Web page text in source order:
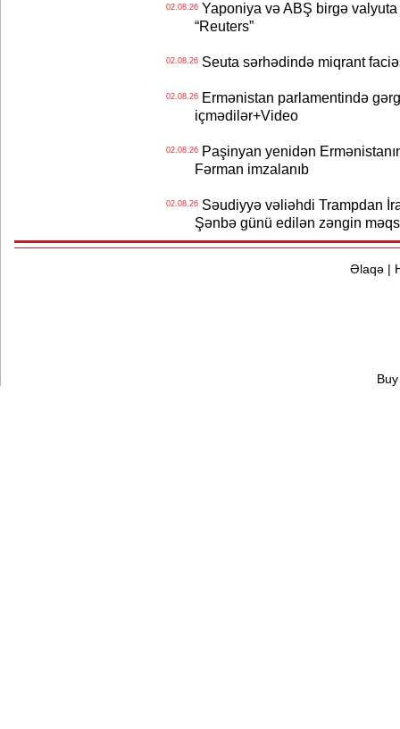
02.08.26Yaponiya və ABŞ birgə valyuta
“Reuters”
02.08.26Seuta sərhədində miqrant
02.08.26Ermənistan parlamentində
içmədilər+Video
02.08.26Paşinyan yenidən
Fərman imzalanıb
02.08.26Səudiyyə vəliəhdi Trampdan
Şənbə günü edilən zəngin
Əlaqə|